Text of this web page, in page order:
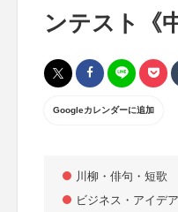
ンテスト《
Googleカレンダーに追加
川柳・俳句・短歌
ビジネス・アイデ